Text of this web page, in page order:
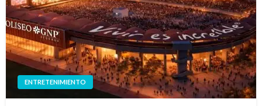
ENTRETENIMIENTO